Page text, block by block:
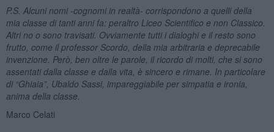
P.S. Alcuni nomi -cognomi in realtà- corrispondono a quelli della
mia classe di tanti anni fa: peraltro Liceo Scientifico e non Classico.
Altri no o sono travisati. Ovviamente tutti i dialoghi e il resto sono
frutto, come il professor Scordo, della mia arbitraria e deprecabile
invenzione. Però, ben oltre le parole, il ricordo di molti, che si sono
assentati dalla classe e dalla vita, è sincero e rimane. In particolare
di “Ghiaia”, Ubaldo Sassi, impareggiabile per simpatia e ironia,
anima della classe.
Marco Celati